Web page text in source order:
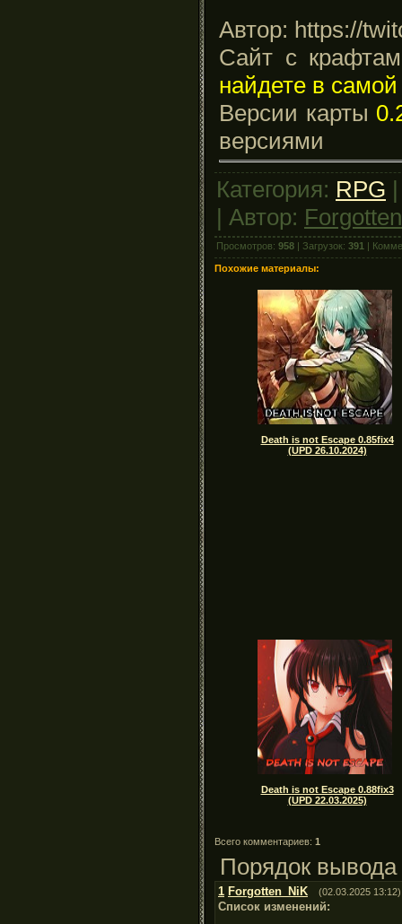
Автор: https://
Сайт с
найдете в самой
Версии карты
версиями
Категория: RPG
| Автор:
Просмотров: 958 | Загрузок: 391 |
Похожие материалы:
Death is not Escape 0.85fix4
(UPD 26.10.2024)
Death is not Escape 0.88fix3
(UPD 22.03.2025)
Всего комментариев: 1
Порядок
1 Forgotten_NiK (02.03.2025 13:12)
Список изменений: